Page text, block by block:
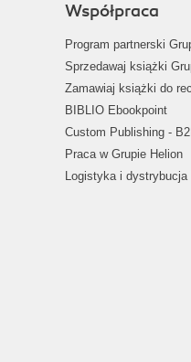
Współpraca
Program partnerski
Sprzedawaj książki
Zamawiaj książki do
BIBLIO Ebookpoint
Custom Publishing -
Praca w Grupie Helion
Logistyka i